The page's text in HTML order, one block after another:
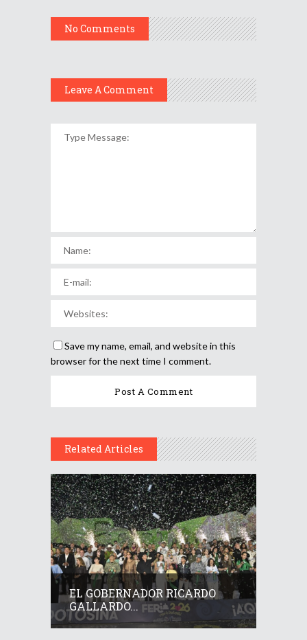
No Comments
Leave A Comment
Save my name, email, and website in this
browser for the next time I comment.
Related Articles
EL GOBERNADOR RICARDO
GALLARDO...